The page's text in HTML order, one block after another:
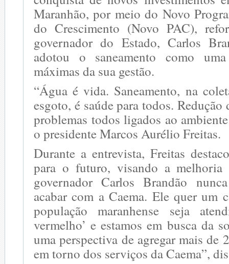
Maranhão, por meio do Novo
do Crescimento (Novo PAC),
governador do Estado, Carlos
adotou o saneamento como
máximas da sua gestão.
“Água é vida. Saneamento, na
esgoto, é saúde para todos.
problemas todos ligados ao
o presidente Marcos Aurélio Freitas.
Durante a entrevista, Freitas
para o futuro, visando a melhoria
governador Carlos Brandão
acabar com a Caema. Ele quer um
população maranhense seja
vermelho’ e estamos em busca da
uma perspectiva de agregar mais de
em torno dos serviços da Caema”,